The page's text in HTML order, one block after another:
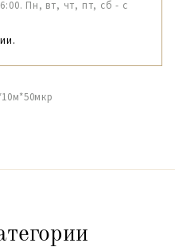
Пн, вт, чт, пт, сб - с